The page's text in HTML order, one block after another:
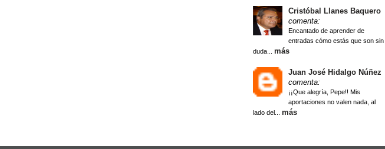
Cristóbal Llanes Baquero
comenta:
Encantado de aprender de
entradas cómo estás que son sin
duda... más
Juan José Hidalgo Núñez
comenta:
¡¡Que alegría, Pepe!! Mis
aportaciones no valen nada, al
lado del... más